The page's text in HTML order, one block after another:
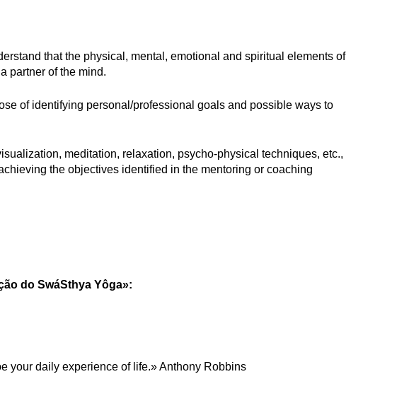
that the physical, mental, emotional and spiritual elements of
partner of the mind.
of identifying personal/professional goals and possible ways to
meditation, relaxation, psycho-physical techniques, etc.,
the objectives identified in the mentoring or coaching
do SwáSthya Yôga»:
your daily experience of life.» Anthony Robbins